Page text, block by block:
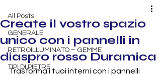
All Posts
GENERALE
RETROILLUMINATO – GEMME
TIPI DI PIETRE
Create il vostro spazio
unico con i pannelli in
diaspro rosso Duramica
Trasforma i tuoi interni con i pannelli